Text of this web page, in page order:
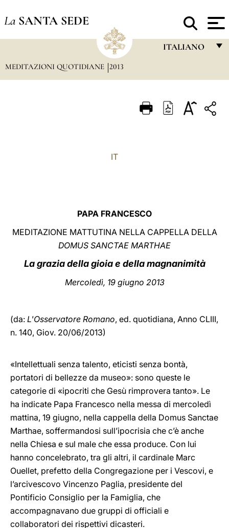
La SANTA SEDE
ITALIANO
ITALIANO
中文
LATINE
MEDITAZIONI QUOTIDIANE 2013
IT
PAPA FRANCESCO
MEDITAZIONE MATTUTINA NELLA CAPPELLA DELLA
DOMUS SANCTAE MARTHAE
La grazia della gioia e della magnanimità
Mercoledì, 19 giugno 2013
(da: L'Osservatore Romano, ed. quotidiana, Anno CLIII,
n. 140, Giov. 20/06/2013)
«Intellettuali senza talento, eticisti senza bontà,
portatori di bellezze da museo»: sono queste le
categorie di «ipocriti che Gesù rimprovera tanto». Le
ha indicate Papa Francesco nella messa di mercoledì
mattina, 19 giugno, nella cappella della Domus Sanctae
Marthae, soffermandosi sull’ipocrisia che c’è anche
nella Chiesa e sul male che essa produce. Con lui
hanno concelebrato, tra gli altri, il cardinale Marc
Ouellet, prefetto della Congregazione per i Vescovi, e
l’arcivescovo Vincenzo Paglia, presidente del
Pontificio Consiglio per la Famiglia, che
accompagnavano due gruppi di officiali e
collaboratori dei rispettivi dicasteri.